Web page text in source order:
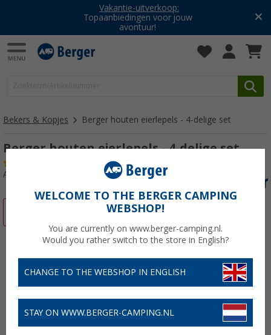
Vakantie-uitverkoop:
Topaanbiedingen voor jouw
avontuur!
Bekers & Kopjes Berger houten eierlepels - 4-delige set
Berger houten eierlepels - 4-delige set
Artikelnr: 493250
WELCOME TO THE BERGER CAMPING
WEBSHOP!
You are currently on www.berger-camping.nl.
Would you rather switch to the store in English?
CHANGE TO THE WEBSHOP IN ENGLISH
STAY ON WWW.BERGER-CAMPING.NL